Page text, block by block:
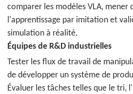
comparer les modèles VLA, mener
l'apprentissage par imitation et
simulation à réalité.
Équipes de R&D industrielles
Tester les flux de travail de
de développer un système de
Évaluer les tâches telles que le tri,